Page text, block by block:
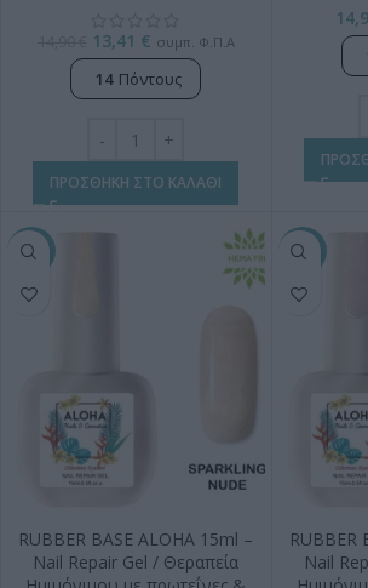
13,41 € συμπ. Φ.Π.Α
14 Πόντους
ΠΡΟΣΘΗΚΗ ΣΤΟ ΚΑΛΑΘΙ
-10%
RUBBER BASE ALOHA 15ml –
Nail Repair Gel / Θεραπεία
-10%
RUBBER
Nail